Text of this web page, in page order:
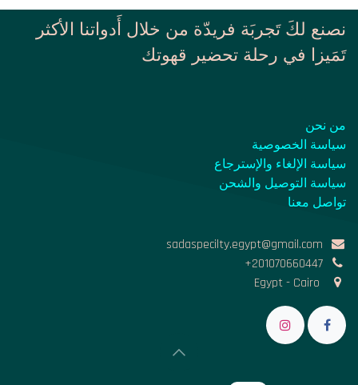
نصنع لكَ تَجربَة فريدّة من خلال أَدواتنا الأكثر
تَمَيزا في رحلة تحضير قهوتك
من نحن
سياسة الخصوصية
سياسة الإلغاء والإسترجاع
سياسة التوصيل والشحن
تواصل معنا
sadaspecilty.egypt@gmail.com
+201070660447
Egypt - Cairo